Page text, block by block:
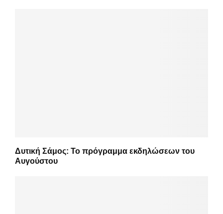
Δυτική Σάμος: Το πρόγραμμα εκδηλώσεων του
Αυγούστου